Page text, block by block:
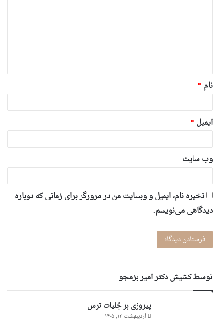
*
نام *
ایمیل *
وب‌ سایت
ذخیره نام، ایمیل و وبسایت من در مرورگر برای زمانی که دوباره
دیدگاهی می‌نویسم.
توسط کشیش دکتر امیر بزمجو
پیروزی بر جُلیات ترس
اردیبهشت ۱۳, ۱۴۰۵